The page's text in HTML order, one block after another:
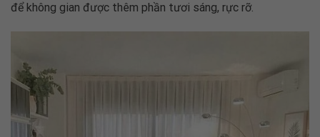
để không gian được thêm phần tươi sáng, rực rỡ.